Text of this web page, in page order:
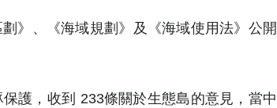
》、《海域規劃》及《海域使用法》公開
護，收到 233條關於生態島的意見，當中